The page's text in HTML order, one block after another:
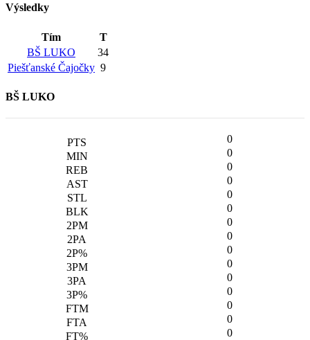
Výsledky
Tím
T
BŠ LUKO
34
Piešťanské Čajočky 9
BŠ LUKO
0
0
0
0
0
0
0
0
0
0
0
0
0
0
0